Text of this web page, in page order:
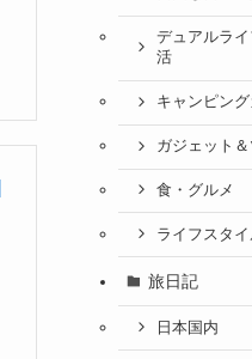
デュアルラ
活
キャンピン
ガジェット
食・グルメ
ライフスタ
旅日記
日本国内